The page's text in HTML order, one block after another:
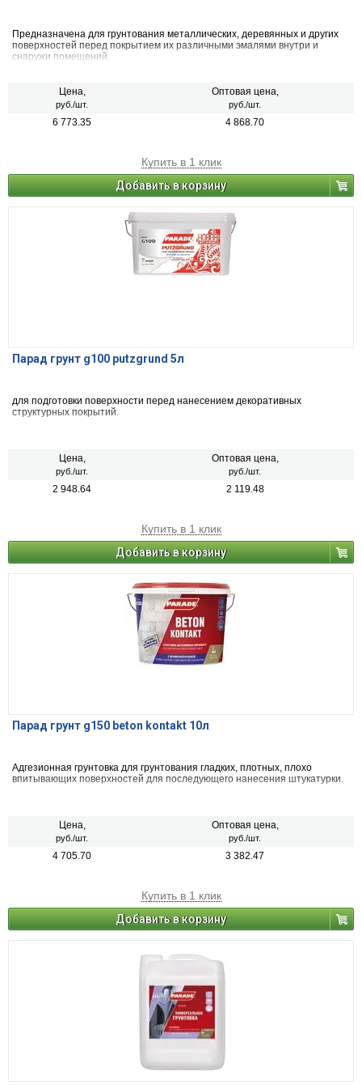
Предназначена для грунтования металлических, деревянных и других
поверхностей перед покрытием их различными эмалями внутри и
снаружи помещений.
Цена,
руб./шт.
Оптовая цена,
руб./шт.
6 773.35 4 868.70
Купить в 1 клик
Добавить в корзину
Парад грунт g100 putzgrund 5л
для подготовки поверхности перед нанесением декоративных
структурных покрытий.
Цена,
руб./шт.
Оптовая цена,
руб./шт.
2 948.64 2 119.48
Купить в 1 клик
Добавить в корзину
Парад грунт g150 beton kontakt 10л
Адгезионная грунтовка для грунтования гладких, плотных, плохо
впитывающих поверхностей для последующего нанесения штукатурки.
Цена,
руб./шт.
Оптовая цена,
руб./шт.
4 705.70 3 382.47
Купить в 1 клик
Добавить в корзину